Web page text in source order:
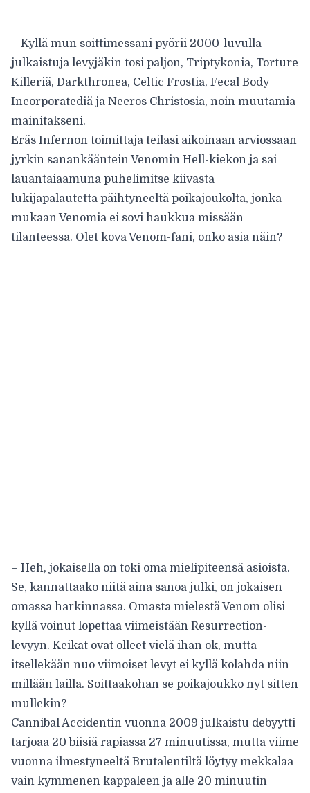
– Kyllä mun soittimessani pyörii 2000-luvulla
julkaistuja levyjäkin tosi paljon, Triptykonia, Torture
Killeriä, Darkthronea, Celtic Frostia, Fecal Body
Incorporatediä ja Necros Christosia, noin muutamia
mainitakseni.
Eräs Infernon toimittaja teilasi aikoinaan arviossaan
jyrkin sanankääntein Venomin Hell-kiekon ja sai
lauantaiaamuna puhelimitse kiivasta
lukijapalautetta päihtyneeltä poikajoukolta, jonka
mukaan Venomia ei sovi haukkua missään
tilanteessa. Olet kova Venom-fani, onko asia näin?
– Heh, jokaisella on toki oma mielipiteensä asioista.
Se, kannattaako niitä aina sanoa julki, on jokaisen
omassa harkinnassa. Omasta mielestä Venom olisi
kyllä voinut lopettaa viimeistään Resurrection-
levyyn. Keikat ovat olleet vielä ihan ok, mutta
itsellekään nuo viimoiset levyt ei kyllä kolahda niin
millään lailla. Soittaakohan se poikajoukko nyt sitten
mullekin?
Cannibal Accidentin vuonna 2009 julkaistu debyytti
tarjoaa 20 biisiä rapiassa 27 minuutissa, mutta viime
vuonna ilmestyneeltä Brutalentiltä löytyy mekkalaa
vain kymmenen kappaleen ja alle 20 minuutin